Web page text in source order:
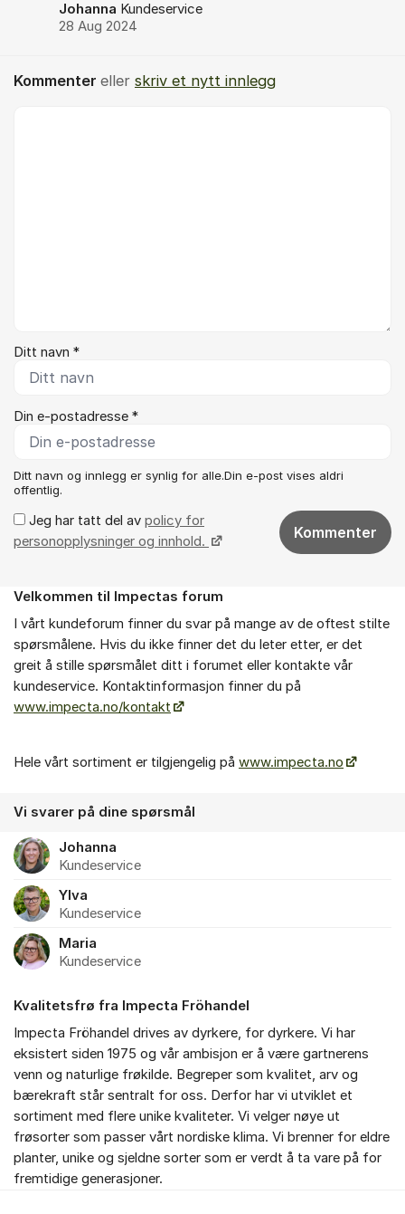
Johanna Kundeservice
28 Aug 2024
Kommenter eller skriv et nytt innlegg
Ditt navn *
Din e-postadresse *
Ditt navn og innlegg er synlig for alle.Din e-post vises aldri
offentlig.
Jeg har tatt del av policy for
personopplysninger og innhold.
Kommenter
Om forumet
Velkommen til Impectas forum
I vårt kundeforum finner du svar på mange av de oftest stilte
spørsmålene. Hvis du ikke finner det du leter etter, er det
greit å stille spørsmålet ditt i forumet eller kontakte vår
kundeservice. Kontaktinformasjon finner du på
www.impecta.no/kontakt
Hele vårt sortiment er tilgjengelig på www.impecta.no
Vi svarer på dine spørsmål
Johanna
Kundeservice
Ylva
Kundeservice
Maria
Kundeservice
Kvalitetsfrø fra Impecta Fröhandel
Impecta Fröhandel drives av dyrkere, for dyrkere. Vi har
eksistert siden 1975 og vår ambisjon er å være gartnerens
venn og naturlige frøkilde. Begreper som kvalitet, arv og
bærekraft står sentralt for oss. Derfor har vi utviklet et
sortiment med flere unike kvaliteter. Vi velger nøye ut
frøsorter som passer vårt nordiske klima. Vi brenner for eldre
planter, unike og sjeldne sorter som er verdt å ta vare på for
fremtidige generasjoner.